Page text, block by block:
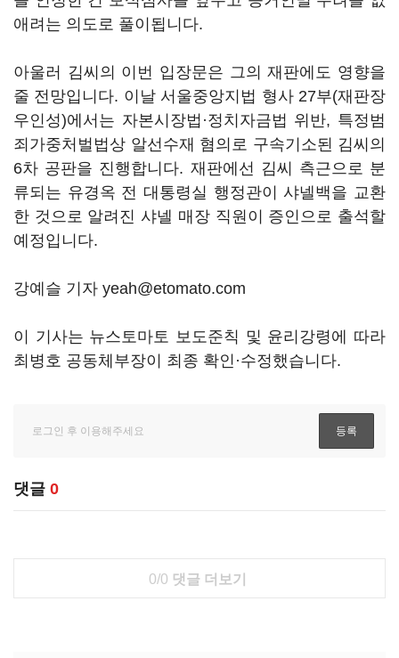
애려는 의도로 풀이됩니다.
아울러 김씨의 이번 입장문은 그의 재판에도 영향을
줄 전망입니다. 이날 서울중앙지법 형사 27부(재판장
우인성)에서는 자본시장법·정치자금법 위반, 특정범
죄가중처벌법상 알선수재 혐의로 구속기소된 김씨의
6차 공판을 진행합니다. 재판에선 김씨 측근으로 분
류되는 유경옥 전 대통령실 행정관이 샤넬백을 교환
한 것으로 알려진 샤넬 매장 직원이 증인으로 출석할
예정입니다.
강예슬 기자 yeah@etomato.com
이 기사는 뉴스토마토 보도준칙 및 윤리강령에 따라
최병호 공동체부장이 최종 확인·수정했습니다.
댓글 0
0/0 댓글 더보기